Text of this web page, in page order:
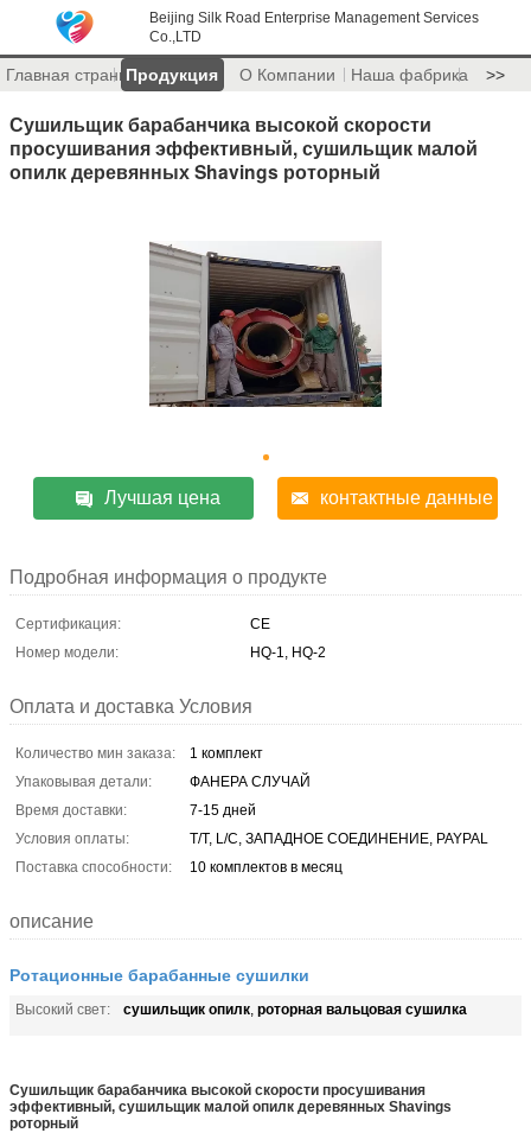
Beijing Silk Road Enterprise Management Services
Co.,LTD
Главная страницаПродукция О Компании Наша фабрика >>
Сушильщик барабанчика высокой скорости
просушивания эффективный, сушильщик малой
опилк деревянных Shavings роторный
Лучшая цена контактные данные
Подробная информация о продукте
Сертификация:
CE
Номер модели:
HQ-1, HQ-2
Оплата и доставка Условия
Количество мин заказа:
1 комплект
Упаковывая детали:
ФАНЕРА СЛУЧАЙ
Время доставки:
7-15 дней
Условия оплаты:
T/T, L/C, ЗАПАДНОЕ СОЕДИНЕНИЕ, PAYPAL
Поставка способности:
10 комплектов в месяц
описание
Ротационные барабанные сушилки
Высокий свет: сушильщик опилк, роторная вальцовая сушилка
Сушильщик барабанчика высокой скорости просушивания
эффективный, сушильщик малой опилк деревянных Shavings
роторный